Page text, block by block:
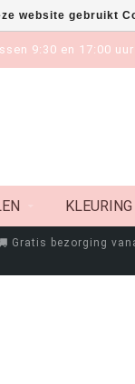
9:30 en 17:00 uur
KLEURING
Gratis bezorging
website gebruikt